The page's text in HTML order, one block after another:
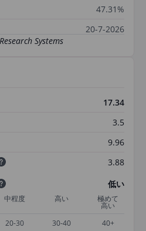
47.31%
20-7-2026
17.34
3.5
9.96
3.88
低い
中程度 高い 極めて
高い
20-30 30-40 40+